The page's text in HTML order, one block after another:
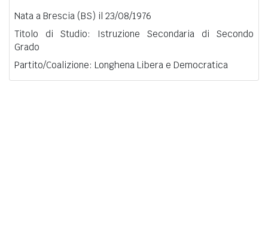
Nata a Brescia (BS) il 23/08/1976
Titolo di Studio: Istruzione Secondaria di Secondo
Grado
Partito/Coalizione: Longhena Libera e Democratica